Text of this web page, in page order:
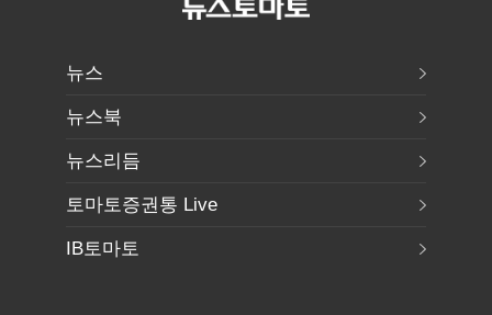
뉴스
뉴스북
뉴스리듬
토마토증권통 Live
IB토마토